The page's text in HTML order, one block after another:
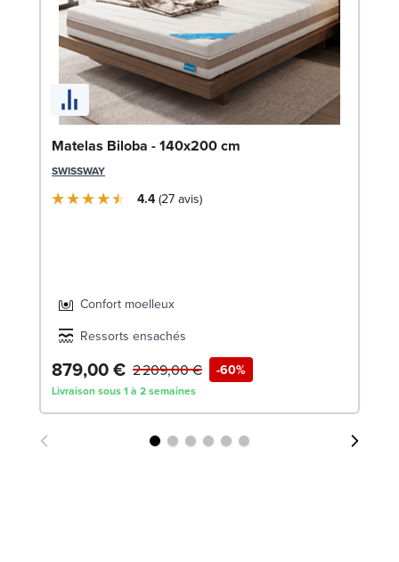
Matelas Biloba - 140x200 cm
SWISSWAY
4.4 27 avis
Confort moelleux
Ressorts ensachés
879,00 € -60%
2 209,00 €
Livraison sous 1 à 2 semaines